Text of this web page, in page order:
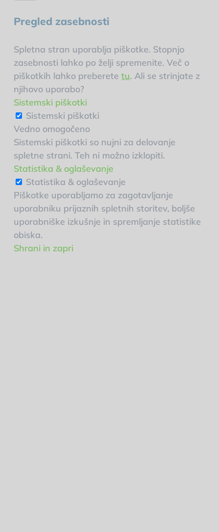
Pregled zasebnosti
Spletna stran uporablja piškotke. Stopnjo
zasebnosti lahko po želji spremenite. Več o
piškotkih lahko preberete tu. Ali se strinjate z
njihovo uporabo?
Sistemski piškotki
Sistemski piškotki
Vedno omogočeno
Sistemski piškotki so nujni za delovanje
spletne strani. Teh ni možno izklopiti.
Statistika & oglaševanje
Statistika & oglaševanje
Piškotke uporabljamo za zagotavljanje
uporabniku prijaznih spletnih storitev, boljše
uporabniške izkušnje in spremljanje statistike
obiska.
Shrani in zapri